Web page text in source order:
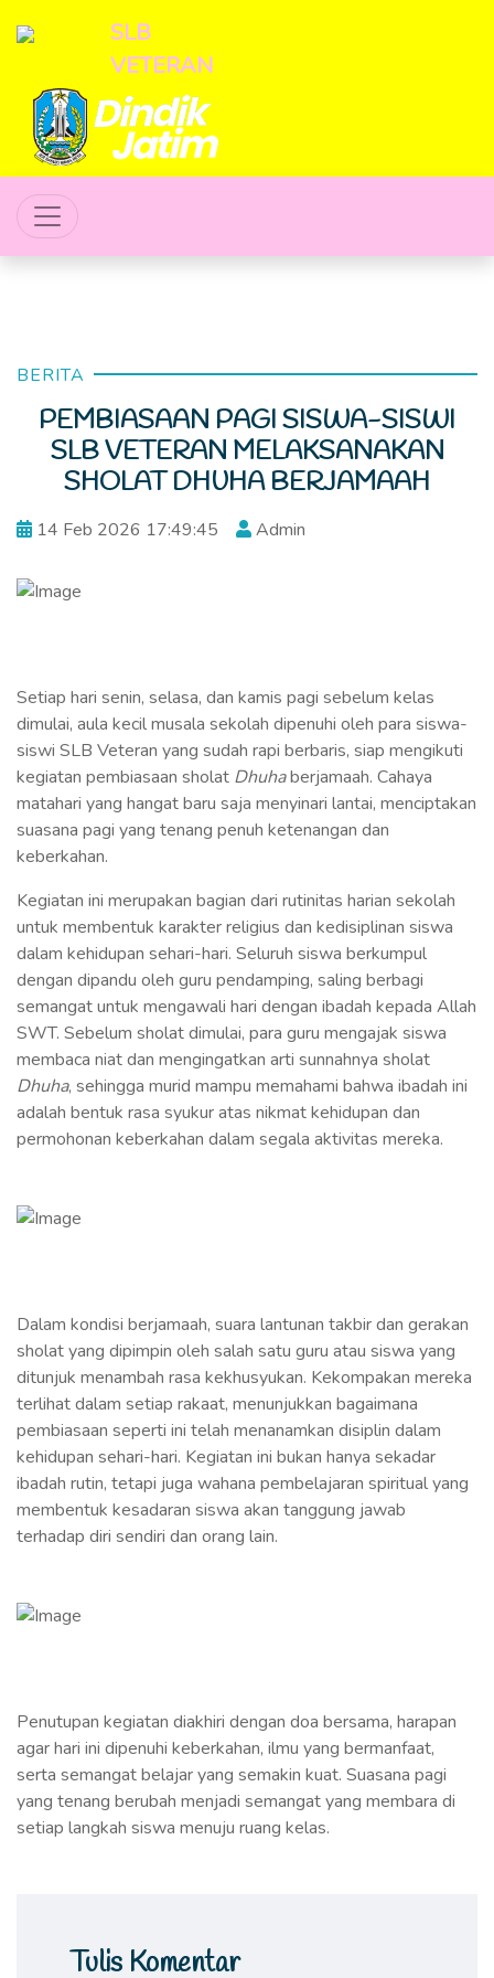
SLB
VETERAN
BERITA
PEMBIASAAN PAGI SISWA-SISWI
SLB VETERAN MELAKSANAKAN
SHOLAT DHUHA BERJAMAAH
14 Feb 2026 17:49:45 Admin
Setiap hari senin, selasa, dan kamis pagi sebelum kelas
dimulai, aula kecil musala sekolah dipenuhi oleh para siswa-
siswi SLB Veteran yang sudah rapi berbaris, siap mengikuti
kegiatan pembiasaan sholat Dhuhaberjamaah. Cahaya
matahari yang hangat baru saja menyinari lantai, menciptakan
suasana pagi yang tenang penuh ketenangan dan
keberkahan.
Kegiatan ini merupakan bagian dari rutinitas harian sekolah
untuk membentuk karakter religius dan kedisiplinan siswa
dalam kehidupan sehari-hari. Seluruh siswa berkumpul
dengan dipandu oleh guru pendamping, saling berbagi
semangat untuk mengawali hari dengan ibadah kepada Allah
SWT. Sebelum sholat dimulai, para guru mengajak siswa
membaca niat dan mengingatkan arti sunnahnya sholat
Dhuha, sehingga murid mampu memahami bahwa ibadah ini
adalah bentuk rasa syukur atas nikmat kehidupan dan
permohonan keberkahan dalam segala aktivitas mereka.
Dalam kondisi berjamaah, suara lantunan takbir dan gerakan
sholat yang dipimpin oleh salah satu guru atau siswa yang
ditunjuk menambah rasa kekhusyukan. Kekompakan mereka
terlihat dalam setiap rakaat, menunjukkan bagaimana
pembiasaan seperti ini telah menanamkan disiplin dalam
kehidupan sehari-hari. Kegiatan ini bukan hanya sekadar
ibadah rutin, tetapi juga wahana pembelajaran spiritual yang
membentuk kesadaran siswa akan tanggung jawab
terhadap diri sendiri dan orang lain.
Penutupan kegiatan diakhiri dengan doa bersama, harapan
agar hari ini dipenuhi keberkahan, ilmu yang bermanfaat,
serta semangat belajar yang semakin kuat. Suasana pagi
yang tenang berubah menjadi semangat yang membara di
setiap langkah siswa menuju ruang kelas.
Tulis Komentar